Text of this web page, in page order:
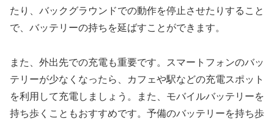
たり、バックグラウンドでの動作を停止させたりすること
で、バッテリーの持ちを延ばすことができます。
また、外出先での充電も重要です。スマートフォンのバッ
テリーが少なくなったら、カフェや駅などの充電スポット
を利用して充電しましょう。また、モバイルバッテリーを
持ち歩くこともおすすめです。予備のバッテリーを持ち歩